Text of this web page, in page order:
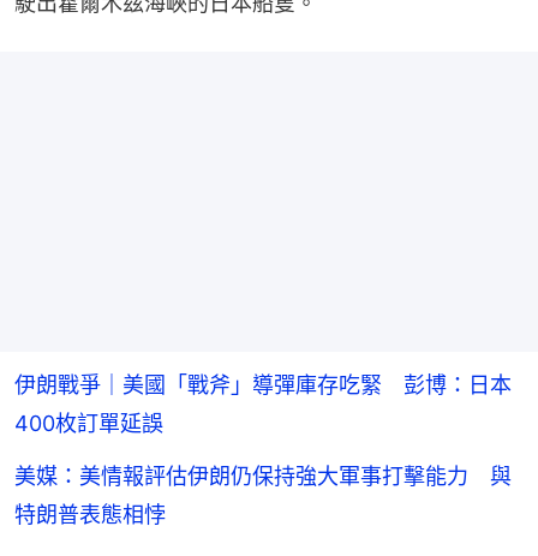
伊朗戰爭｜美國「戰斧」導彈庫存吃緊 彭博：日本
400枚訂單延誤
美媒：美情報評估伊朗仍保持強大軍事打擊能力 與
特朗普表態相悖